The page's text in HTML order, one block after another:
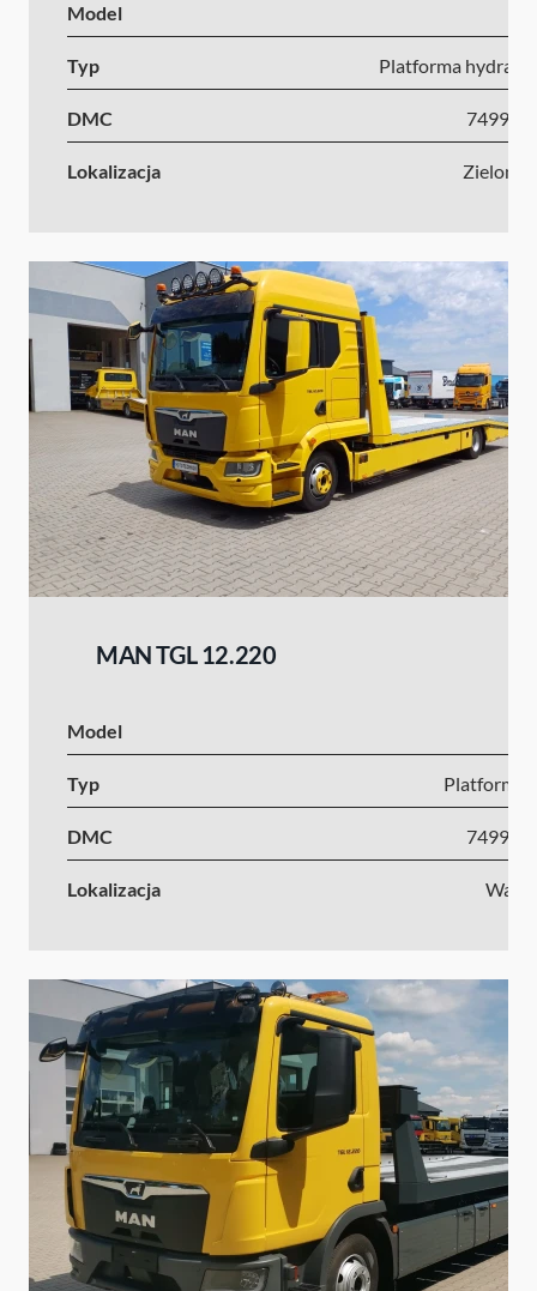
Model
Typ Platforma
DMC 7499-
Lokalizacja Zielona
MAN TGL 12.220
Model
Typ Platforma
DMC 7499-
Lokalizacja